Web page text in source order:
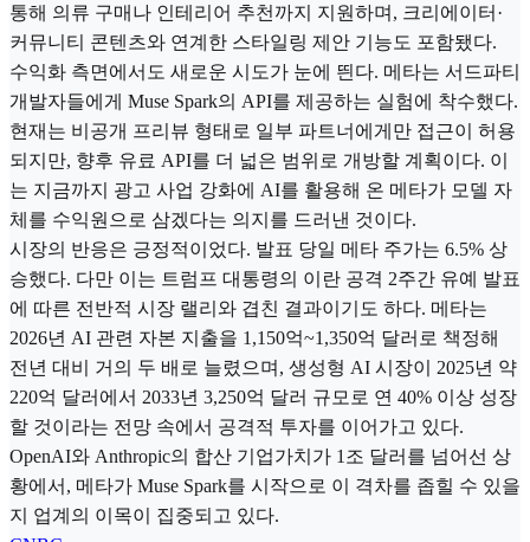
통해 의류 구매나 인테리어 추천까지 지원하며, 크리에이터·
커뮤니티 콘텐츠와 연계한 스타일링 제안 기능도 포함됐다.
수익화 측면에서도 새로운 시도가 눈에 띈다. 메타는 서드파티
개발자들에게 Muse Spark의 API를 제공하는 실험에 착수했다.
현재는 비공개 프리뷰 형태로 일부 파트너에게만 접근이 허용
되지만, 향후 유료 API를 더 넓은 범위로 개방할 계획이다. 이
는 지금까지 광고 사업 강화에 AI를 활용해 온 메타가 모델 자
체를 수익원으로 삼겠다는 의지를 드러낸 것이다.
시장의 반응은 긍정적이었다. 발표 당일 메타 주가는 6.5% 상
승했다. 다만 이는 트럼프 대통령의 이란 공격 2주간 유예 발표
에 따른 전반적 시장 랠리와 겹친 결과이기도 하다. 메타는
2026년 AI 관련 자본 지출을 1,150억~1,350억 달러로 책정해
전년 대비 거의 두 배로 늘렸으며, 생성형 AI 시장이 2025년 약
220억 달러에서 2033년 3,250억 달러 규모로 연 40% 이상 성장
할 것이라는 전망 속에서 공격적 투자를 이어가고 있다.
OpenAI와 Anthropic의 합산 기업가치가 1조 달러를 넘어선 상
황에서, 메타가 Muse Spark를 시작으로 이 격차를 좁힐 수 있을
지 업계의 이목이 집중되고 있다.